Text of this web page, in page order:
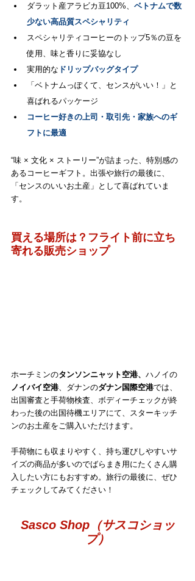
ダラット産アラビカ豆100%、 ベトナムで数
少ない高品質スペシャリティ
スペシャリティコーヒーのトップ5％の豆を
使用、味と香りに妥協なし
実用的な ドリップバッグタイプ
「ベトナムっぽくて、センスがいい！」と
喜ばれるパッケージ
コーヒー好きの上司・取引先・家族へのギ
フトに最適
“味 × 文化 × ストーリー”が詰まった、特別感の
あるコーヒーギフト。出張や旅行の最後に、
「センスのいいお土産」として喜ばれていま
す。
買える場所は？フライト前に立ち
寄れる販売ショップ
ホーチミンのタンソンニャット空港、 ハノイの
ノイバイ空港 、ダナンのダナン国際空港では、
出国審査と手荷物検査、ボディーチェックが終
わった後の出国待機エリアにて、スターキッチ
ンのお土産をご購入いただけます。
手荷物にも収まりやすく、持ち運びしやすいサ
イズの商品が多いのでばらまき用にたくさん購
入したい方にもおすすめ。旅行の最後に、ぜひ
チェックしてみてください！
Sasco Shop（サスコショッ
プ）